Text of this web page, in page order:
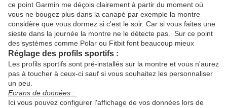
ce point Garmin me déçois clairement à partir du moment où
vous ne bougez plus dans la canapé par exemple la montre
considère que vous dormez si c'est le soir. Car si vous faites une
sieste dans la journée la montre ne le détecte pas. Sur ce point
des systèmes comme Polar ou Fitbit font beaucoup mieux
Réglage des profils sportifs :
Les profils sportifs sont pré-installés sur la montre et vous n'aurez
pas à toucher à ceux-ci sauf si vous souhaitez les personnaliser
un peu.
Ecrans de données :
Ici vous pouvez configurer l'affichage de vos données lors de